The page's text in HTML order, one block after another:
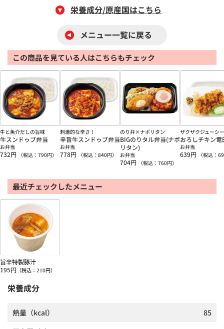
栄養成分/原産国はこちら
メニュー一覧に戻る
この商品を見ている人はこちらもチェック
牛と魚介だしの旨味
牛スンドゥブ弁当
お弁当
732円 （税込： 790円）
刺激的な辛さ！
辛旨牛スンドゥブ弁当
お弁当
778円 （税込： 840円）
のり弁×ナポリタン
BIGのりタル弁当(ナポ
リタン)
お弁当
704円 （税込： 760円）
ザクザクジューシー
おろしチキン竜
お弁当
639円 （税込：
最近チェックしたメニュー
旨辛特製豚汁
195円 （税込： 210円）
栄養成分
熱量 （kcal）
85